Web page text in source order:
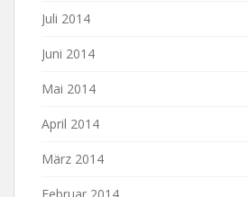
Juli 2014
Juni 2014
Mai 2014
April 2014
März 2014